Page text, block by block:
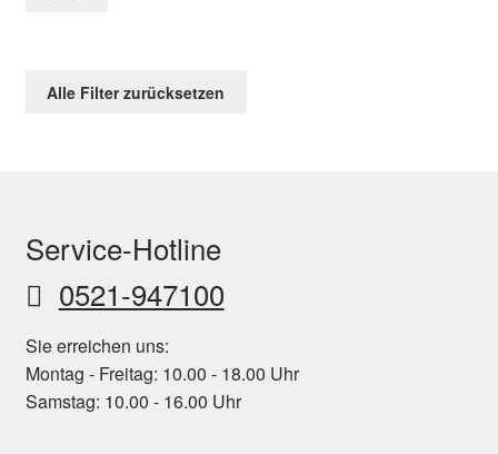
Alle Filter zurücksetzen
Service-Hotline
0521-947100
Sie erreichen uns:
Montag - Freitag: 10.00 - 18.00 Uhr
Samstag: 10.00 - 16.00 Uhr